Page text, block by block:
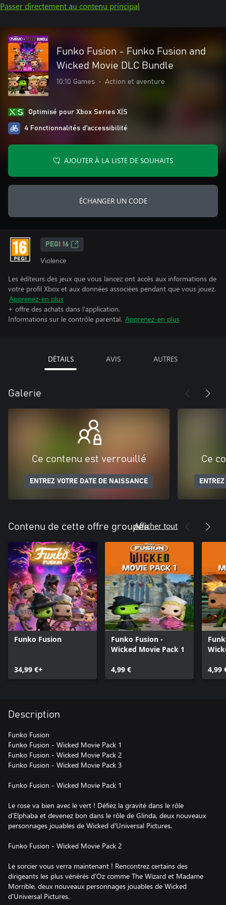
Passer directement au contenu principal
Funko Fusion - Funko Fusion and
Wicked Movie DLC Bundle
10:10 Games • Action et aventure
Optimisé pour Xbox Series X|S
4 Fonctionnalités d’accessibilité
AJOUTER À LA LISTE DE SOUHAITS
ÉCHANGER UN CODE
PEGI 16
Violence
Les éditeurs des jeux que vous lancez ont accès aux informations de
votre profil Xbox et aux données associées pendant que vous jouez.
Apprenez-en plus
+ offre des achats dans l'application.
Informations sur le contrôle parental. Apprenez-en plus
DÉTAILS AVIS AUTRES
Galerie
Ce contenu est verrouillé
ENTREZ VOTRE DATE DE NAISSANCE
Ce
Contenu de cette offre groupéeAfficher tout
Funko Fusion
34,99 €+
Funko Fusion -
Wicked Movie Pack 1
4,99 € 4,99
Description
Funko Fusion
Funko Fusion - Wicked Movie Pack 1
Funko Fusion - Wicked Movie Pack 2
Funko Fusion - Wicked Movie Pack 3
Funko Fusion - Wicked Movie Pack 1
Le rose va bien avec le vert ! Défiez la gravité dans le rôle
d'Elphaba et devenez bon dans le rôle de Glinda, deux nouveaux
personnages jouables de Wicked d'Universal Pictures.
Funko Fusion - Wicked Movie Pack 2
Le sorcier vous verra maintenant ! Rencontrez certains des
dirigeants les plus vénérés d'Oz comme The Wizard et Madame
Morrible, deux nouveaux personnages jouables de Wicked
d'Universal Pictures.